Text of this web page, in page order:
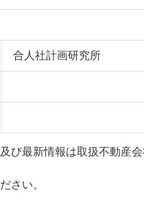
合人社計画研究所
び最新情報は取扱不動産
さい。